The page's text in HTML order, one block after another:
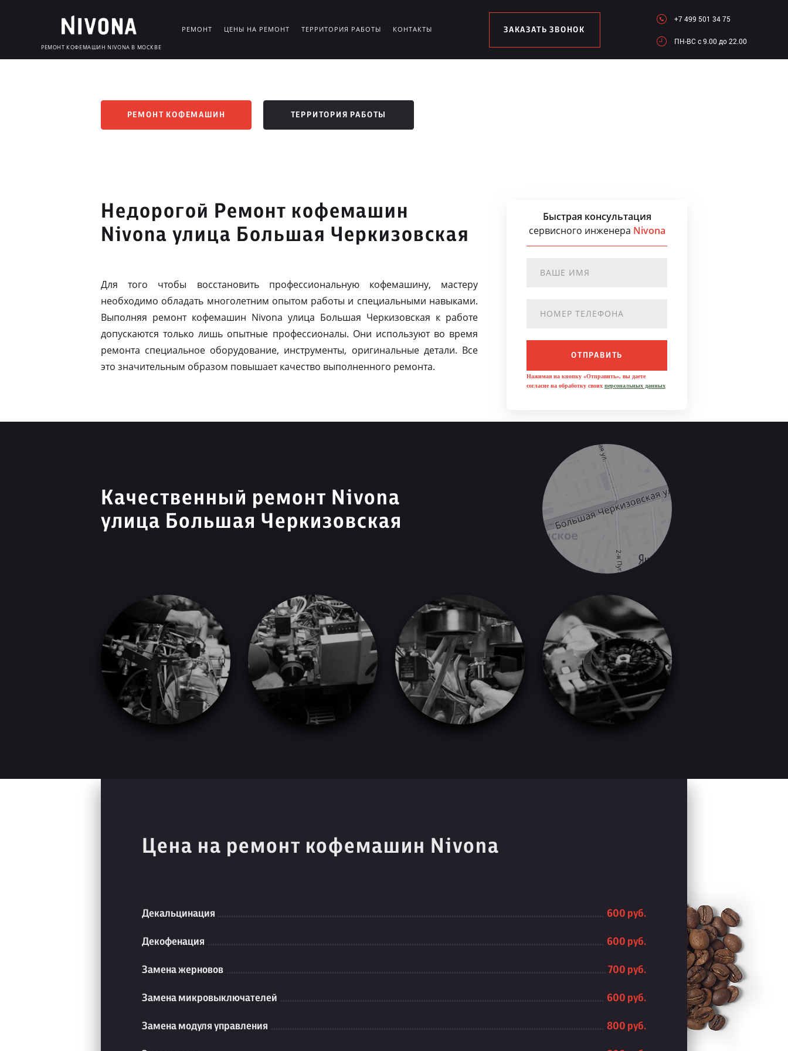
РЕМОНТ КОФЕМАШИН NIVONA В МОСКВЕ
РЕМОНТ ЦЕНЫ НА РЕМОНТ ТЕРРИТОРИЯ РАБОТЫ КОНТАКТЫ ЗАКАЗАТЬ ЗВОНОК
+7 499 501 34 75
ПН-ВC c 9.00 до 22.00
РЕМОНТ КОФЕМАШИН ТЕРРИТОРИЯ РАБОТЫ
Недорогой Ремонт кофемашин
Nivona улица Большая Черкизовская
Для того чтобы восстановить профессиональную кофемашину, мастеру
необходимо обладать многолетним опытом работы и специальными навыками.
Выполняя ремонт кофемашин Nivona улица Большая Черкизовская к работе
допускаются только лишь опытные профессионалы. Они используют во время
ремонта специальное оборудование, инструменты, оригинальные детали. Все
это значительным образом повышает качество выполненного ремонта.
Быстрая консультация
сервисного инженера Nivona
ОТПРАВИТЬ
Нажимая на кнопку «Отправить», вы даете
согласие на обработку своих персональных данных
Качественный ремонт Nivona
улица Большая Черкизовская
Цена на ремонт кофемашин Nivona
Декальцинация 600 руб.
Декофенация 600 руб.
Замена жерновов 700 руб.
Замена микровыключателей 600 руб.
Замена модуля управления 800 руб.